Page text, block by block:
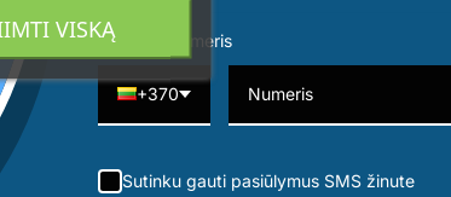
VISKĄTelefono numeris
+370
Sutinku gauti pasiūlymus SMS žinute